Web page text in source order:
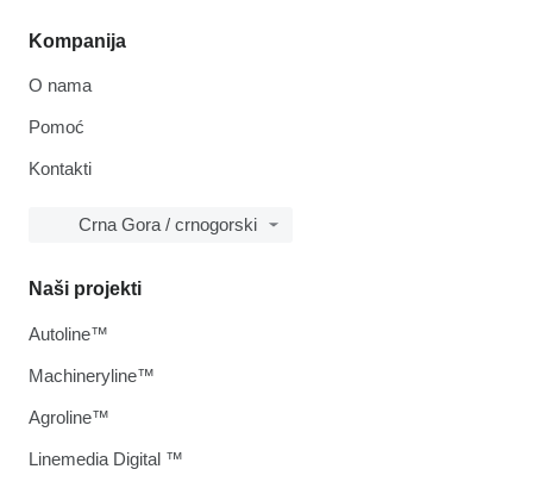
Kompanija
O nama
Pomoć
Kontakti
Crna Gora / crnogorski
Naši projekti
Autoline™
Machineryline™
Agroline™
Linemedia Digital ™